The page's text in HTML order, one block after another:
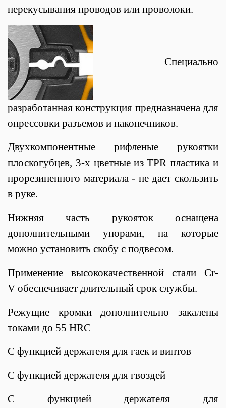
перекусывания проводов или проволоки.
Специально
разработанная конструкция предназначена для
опрессовки разъемов и наконечников.
Двухкомпонентные рифленые рукоятки
плоскогубцев, 3-х цветные из TPR пластика и
прорезиненного материала - не дает скользить
в руке.
Нижняя часть рукояток оснащена
дополнительными упорами, на которые
можно установить скобу с подвесом.
Применение высококачественной стали Cr-
V обеспечивает длительный срок службы.
Режущие кромки дополнительно закалены
токами до 55 HRC
С функцией держателя для гаек и винтов
С функцией держателя для гвоздей
С функцией держателя для